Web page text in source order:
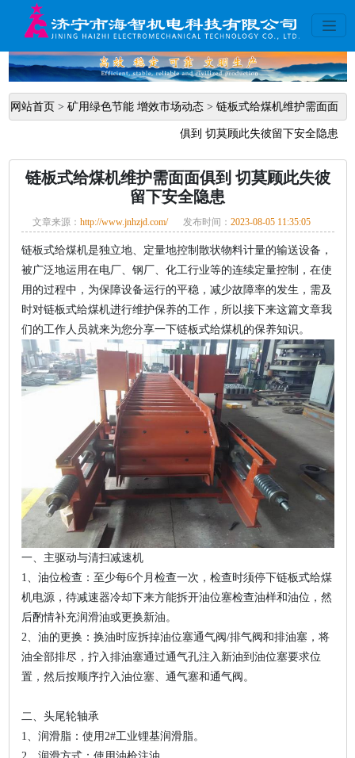
网站首页> 矿用绿色节能 增效市场动态> 链板式给煤机维护需面面
俱到 切莫顾此失彼留下安全隐患
链板式给煤机维护需面面俱到 切莫顾此失彼
留下安全隐患
文章来源： http://www.jnhzjd.com/ 发布时间： 2023-08-05 11:35:05
链板式给煤机是独立地、定量地控制散状物料计量的输送设备，
被广泛地运用在电厂、钢厂、化工行业等的连续定量控制，在使
用的过程中，为保障设备运行的平稳，减少故障率的发生，需及
时对链板式给煤机进行维护保养的工作，所以接下来这篇文章我
们的工作人员就来为您分享一下链板式给煤机的保养知识。
一、主驱动与清扫减速机
1、油位检查：至少每6个月检查一次，检查时须停下链板式给煤
机电源，待减速器冷却下来方能拆开油位塞检查油样和油位，然
后酌情补充润滑油或更换新油。
2、油的更换：换油时应拆掉油位塞通气阀/排气阀和排油塞，将
油全部排尽，拧入排油塞通过通气孔注入新油到油位塞要求位
置，然后按顺序拧入油位塞、通气塞和通气阀。
二、头尾轮轴承
1、润滑脂：使用2#工业锂基润滑脂。